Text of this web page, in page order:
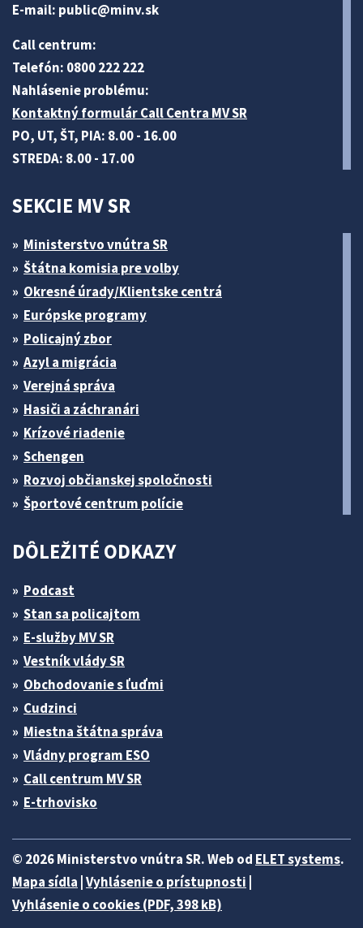
E-mail: public@minv.sk
Call centrum:
Telefón: 0800 222 222
Nahlásenie problému:
Kontaktný formulár Call Centra MV SR
PO, UT, ŠT, PIA: 8.00 - 16.00
STREDA: 8.00 - 17.00
SEKCIE MV SR
Ministerstvo vnútra SR
Štátna komisia pre volby
Okresné úrady/Klientske centrá
Európske programy
Policajný zbor
Azyl a migrácia
Verejná správa
Hasiči a záchranári
Krízové riadenie
Schengen
Rozvoj občianskej spoločnosti
Športové centrum polície
DÔLEŽITÉ ODKAZY
Podcast
Stan sa policajtom
E-služby MV SR
Vestník vlády SR
Obchodovanie s ľuďmi
Cudzinci
Miestna štátna správa
Vládny program ESO
Call centrum MV SR
E-trhovisko
© 2026 Ministerstvo vnútra SR. Web od ELET systems.
Mapa sídla Vyhlásenie o prístupnosti
Vyhlásenie o cookies (PDF, 398 kB)